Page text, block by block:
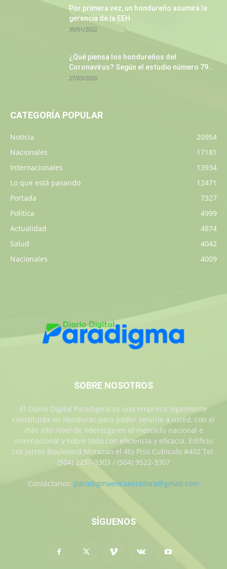
Por primera vez, un hondureño asumirá la
gerencia de la EEH
30/01/2022
¿Qué piensa los hondureños del
Coronavirus? Según el estudio número 79...
27/03/2020
CATEGORÍA POPULAR
Noticia
20954
Nacionales
17181
Internacionales
13934
Lo que está pasando
12471
Portada
7327
Política
4999
Actualidad
4874
Salud
4042
Nacionales
4009
SOBRE NOSOTROS
El Diario Digital Paradigma es una empresa legalmente
constituida en Honduras para poder servirle a usted, con el
más alto nivel de liderazgo en el mercado nacional e
internacional y sobre todo con eficiencia y eficacia. Edificio
Los Jarros Boulevard Morazan el 4to Piso Cubiculo #402 Tel:
(504) 2231-3303 / (504) 9522-3307
Contáctanos: paradigmaencuestadora@gmail.com
SÍGUENOS